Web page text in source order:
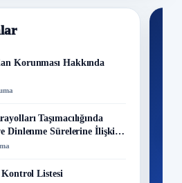
Korunması Hakkında
Taşımacılığında
Dinlenme Sürelerine İlişkin
Listesi